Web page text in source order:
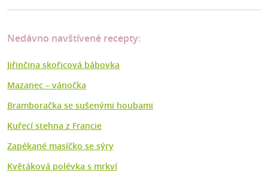
Nedávno navštívené recepty:
Jiřinčina skořicová bábovka
Mazanec –⁠ vánočka
Bramboračka se sušenými houbami
Kuřecí stehna z Francie
Zapékané masíčko se sýry
Květáková polévka s mrkví